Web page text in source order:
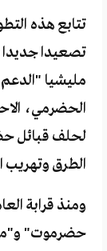
تتابع هذه
تصعيدا
مليشيا "الدعم
لحلف قبائل
الطرق وتهريب
ومنذ قرابة
حضرموت"